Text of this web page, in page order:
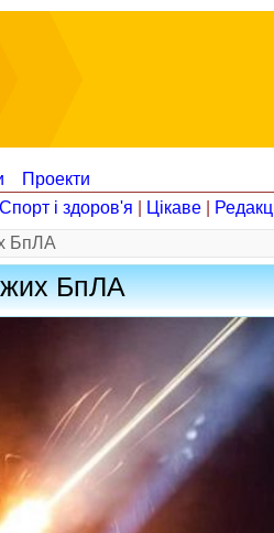
Проекти
Спорт і здоров'я Цікаве
БпЛА
БпЛА